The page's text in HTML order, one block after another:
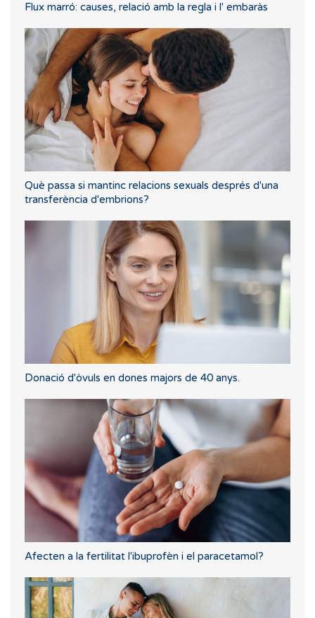
Flux marró: causes, relació amb la regla i l' embaràs
Què passa si mantinc relacions sexuals després d'una
transferència d'embrions?
Donació d'òvuls en dones majors de 40 anys.
Afecten a la fertilitat l'ibuprofèn i el paracetamol?